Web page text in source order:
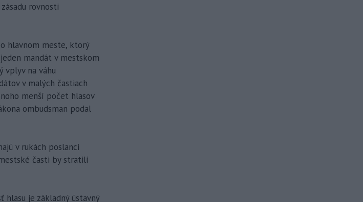
rovnosti
hlavnom meste, ktorý
mandát v mestskom
vplyv na váhu
v malých častiach
menší počet hlasov
ombudsman podal
v rukách poslanci
časti by stratili
hlasu je základný ústavný